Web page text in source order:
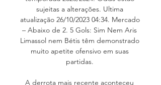
sujeitas a alterações. Ultima
atualização 26/10/2023 04:34. Mercado
– Abaixo de 2. 5 Gols: Sim Nem Aris
Limassol nem Bétis têm demonstrado
muito apetite ofensivo em suas
partidas.
A derrota mais recente aconteceu